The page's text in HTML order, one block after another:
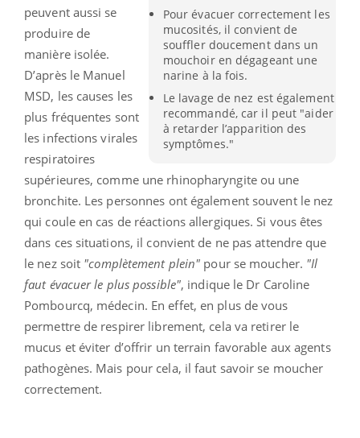
Pour évacuer correctement les
mucosités, il convient de
souffler doucement dans un
mouchoir en dégageant une
narine à la fois.
Le lavage de nez est également
recommandé, car il peut "aider
à retarder l’apparition des
symptômes."
peuvent aussi se
produire de
manière isolée.
D’après le Manuel
MSD, les causes les
plus fréquentes sont
les infections virales
respiratoires
supérieures, comme une rhinopharyngite ou une
bronchite. Les personnes ont également souvent le nez
qui coule en cas de réactions allergiques. Si vous êtes
dans ces situations, il convient de ne pas attendre que
le nez soit "complètement plein" pour se moucher. "Il
faut évacuer le plus possible", indique le Dr Caroline
Pombourcq, médecin. En effet, en plus de vous
permettre de respirer librement, cela va retirer le
mucus et éviter d’offrir un terrain favorable aux agents
pathogènes. Mais pour cela, il faut savoir se moucher
correctement.